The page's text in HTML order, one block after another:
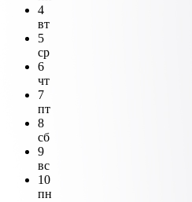
4
вт
5
ср
6
чт
7
пт
8
сб
9
вс
10
пн